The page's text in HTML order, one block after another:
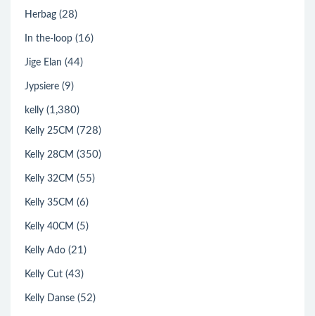
Herbag (28)
In the-loop (16)
Jige Elan (44)
Jypsiere (9)
kelly (1,380)
Kelly 25CM (728)
Kelly 28CM (350)
Kelly 32CM (55)
Kelly 35CM (6)
Kelly 40CM (5)
Kelly Ado (21)
Kelly Cut (43)
Kelly Danse (52)